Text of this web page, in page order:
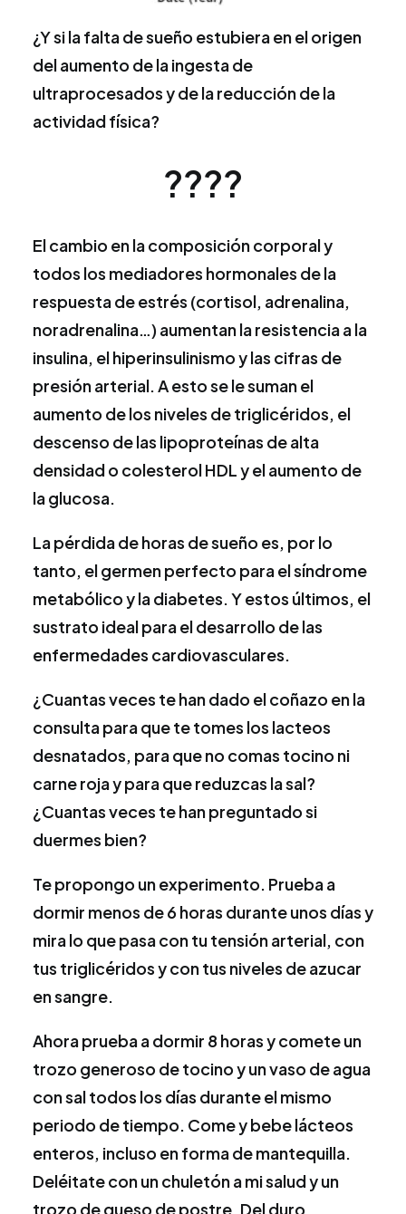
¿Y si la falta de sueño estubiera en el origen
del aumento de la ingesta de
ultraprocesados y de la reducción de la
actividad física?
????
El cambio en la composición corporal y
todos los mediadores hormonales de la
respuesta de estrés (cortisol, adrenalina,
noradrenalina…) aumentan la resistencia a la
insulina, el hiperinsulinismo y las cifras de
presión arterial. A esto se le suman el
aumento de los niveles de triglicéridos, el
descenso de las lipoproteínas de alta
densidad o colesterol HDL y el aumento de
la glucosa.
La pérdida de horas de sueño es, por lo
tanto, el germen perfecto para el síndrome
metabólico y la diabetes. Y estos últimos, el
sustrato ideal para el desarrollo de las
enfermedades cardiovasculares.
¿Cuantas veces te han dado el coñazo en la
consulta para que te tomes los lacteos
desnatados, para que no comas tocino ni
carne roja y para que reduzcas la sal?
¿Cuantas veces te han preguntado si
duermes bien?
Te propongo un experimento. Prueba a
dormir menos de 6 horas durante unos días y
mira lo que pasa con tu tensión arterial, con
tus triglicéridos y con tus niveles de azucar
en sangre.
Ahora prueba a dormir 8 horas y comete un
trozo generoso de tocino y un vaso de agua
con sal todos los días durante el mismo
periodo de tiempo. Come y bebe lácteos
enteros, incluso en forma de mantequilla.
Deléitate con un chuletón a mi salud y un
trozo de queso de postre. Del duro.